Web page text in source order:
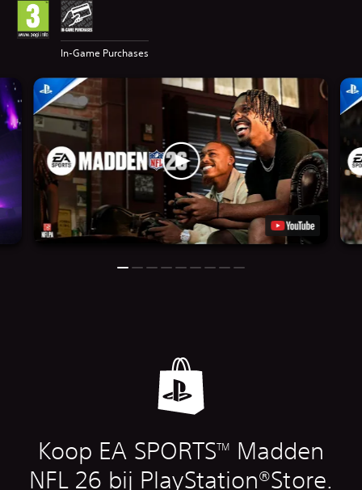
In-Game Purchases
Koop EA SPORTSTM
Madden
NFL 26 bij PlayStation®Store.